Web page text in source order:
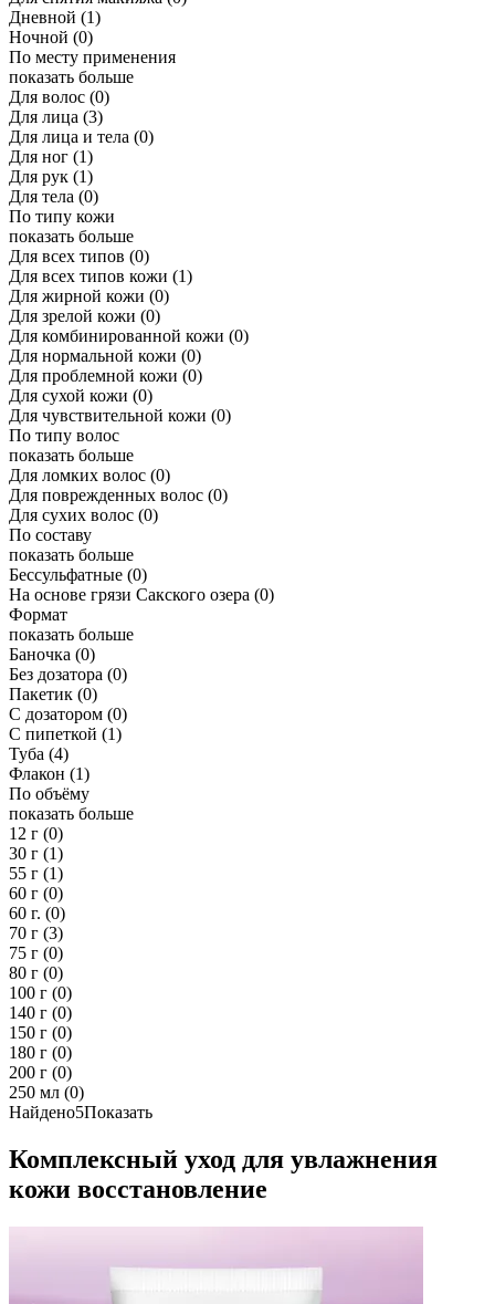
Дневной (1)
Ночной (0)
По месту применения
показать больше
Для волос (0)
Для лица (3)
Для лица и тела (0)
Для ног (1)
Для рук (1)
Для тела (0)
По типу кожи
показать больше
Для всех типов (0)
Для всех типов кожи (1)
Для жирной кожи (0)
Для зрелой кожи (0)
Для комбинированной кожи (0)
Для нормальной кожи (0)
Для проблемной кожи (0)
Для сухой кожи (0)
Для чувствительной кожи (0)
По типу волос
показать больше
Для ломких волос (0)
Для поврежденных волос (0)
Для сухих волос (0)
По составу
показать больше
Бессульфатные (0)
На основе грязи Сакского озера (0)
Формат
показать больше
Баночка (0)
Без дозатора (0)
Пакетик (0)
С дозатором (0)
С пипеткой (1)
Туба (4)
Флакон (1)
По объёму
показать больше
12 г (0)
30 г (1)
55 г (1)
60 г (0)
60 г. (0)
70 г (3)
75 г (0)
80 г (0)
100 г (0)
140 г (0)
150 г (0)
180 г (0)
200 г (0)
250 мл (0)
Найдено5Показать
Комплексный уход для увлажнения
кожи восстановление